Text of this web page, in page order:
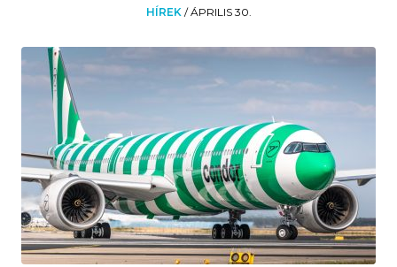
HÍREK /ÁPRILIS 30.